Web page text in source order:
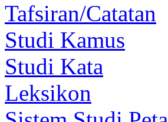
Tafsiran/Catatan
Studi Kamus
Studi Kata
Leksikon